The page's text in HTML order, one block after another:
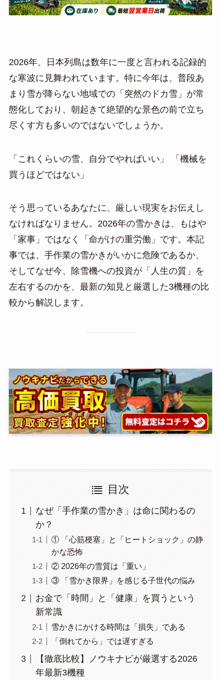
2026年、日本列島は数年に一度と言われる記録的
な寒波に見舞われています。特に今年は、普段あ
まり雪が降らない地域での「突然のドカ雪」が常
態化しており、朝起きて絶望的な景色の前で立ち
尽くす方も多いのではないでしょうか。
「これくらいの雪、自分でやればいい」 「機械を
買うほどではない」
そう思っているあなたに、厳しい現実をお伝えし
なければなりません。2026年の雪かきは、もはや
「家事」ではなく「命がけの重労働」です。本記
事では、手作業の雪かきがいかに危険であるか、
そしてなぜ今、除雪機への投資が「人生の質」を
左右するのかを、最新の知見と厳選した3機種の比
較から解説します。
目次
なぜ「手作業の雪かき」は命に関わるの
か？
① 「心筋梗塞」と「ヒートショック」の静
かな恐怖
② 2026年の雪質は「重い」
③ 「雪かき限界」を感じる子世代の悩み
お金で「時間」と「健康」を買うという
新常識
雪かきにかける時間は「損失」である
「倒れてから」では遅すぎる
【徹底比較】ノウキナビが厳選する2026
年最新3機種